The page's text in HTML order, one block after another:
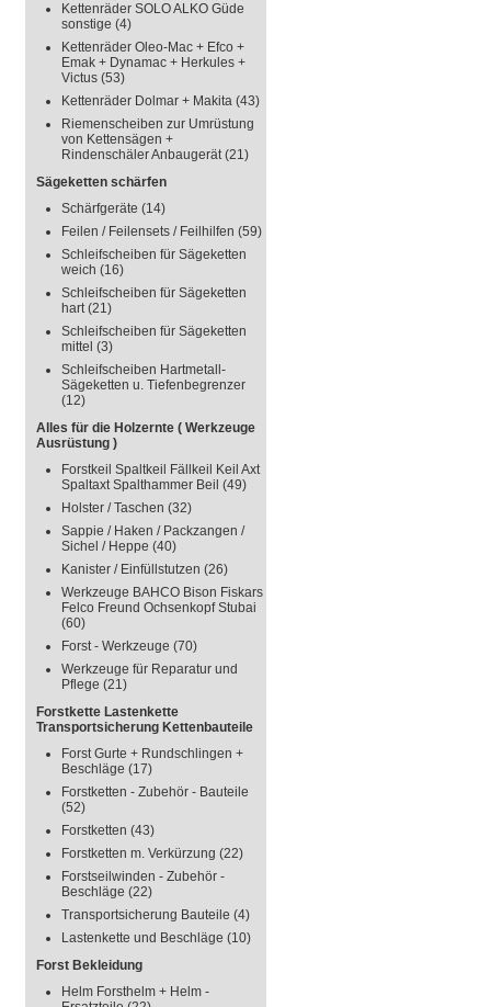
Kettenräder SOLO ALKO Güde
sonstige (4)
Kettenräder Oleo-Mac + Efco +
Emak + Dynamac + Herkules +
Victus (53)
Kettenräder Dolmar + Makita (43)
Riemenscheiben zur Umrüstung
von Kettensägen +
Rindenschäler Anbaugerät(21)
Sägeketten schärfen
Schärfgeräte (14)
Feilen / Feilensets / Feilhilfen (59)
Schleifscheiben für Sägeketten
weich (16)
Schleifscheiben für Sägeketten
hart(21)
Schleifscheiben für Sägeketten
mittel (3)
Schleifscheiben Hartmetall-
Sägeketten u. Tiefenbegrenzer
(12)
Alles für die Holzernte ( Werkzeuge
Ausrüstung )
Forstkeil Spaltkeil Fällkeil Keil Axt
Spaltaxt Spalthammer Beil (49)
Holster / Taschen (32)
Sappie / Haken / Packzangen /
Sichel / Heppe (40)
Kanister / Einfüllstutzen (26)
Werkzeuge BAHCO Bison Fiskars
Felco Freund Ochsenkopf Stubai
(60)
Forst - Werkzeuge (70)
Werkzeuge für Reparatur und
Pflege (21)
Forstkette Lastenkette
Transportsicherung Kettenbauteile
Forst Gurte + Rundschlingen +
Beschläge (17)
Forstketten - Zubehör - Bauteile
(52)
Forstketten (43)
Forstketten m. Verkürzung (22)
Forstseilwinden - Zubehör -
Beschläge (22)
Transportsicherung Bauteile (4)
Lastenkette und Beschläge (10)
Forst Bekleidung
Helm Forsthelm + Helm -